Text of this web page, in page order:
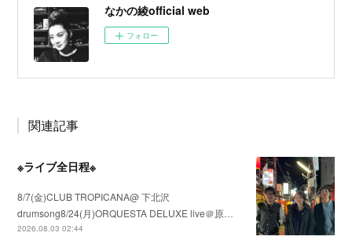
なかの綾official web
フォロー
関連記事
※ライブ全日程※
8/7(金)CLUB TROPICANA@ 下北沢
drumsong8/24(月)ORQUESTA DELUXE live＠原…
2026.08.03 02:44